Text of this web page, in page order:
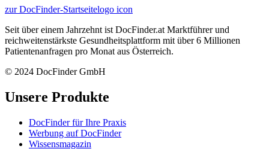
zur DocFinder-Startseitelogo icon
Seit über einem Jahrzehnt ist DocFinder.at Marktführer und
reichweitenstärkste Gesundheitsplattform mit über 6 Millionen
Patientenanfragen pro Monat aus Österreich.
© 2024 DocFinder GmbH
Unsere Produkte
DocFinder für Ihre Praxis
Werbung auf DocFinder
Wissensmagazin